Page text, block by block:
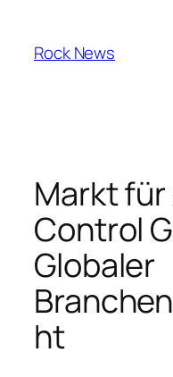
content
Rock News
Markt
Control
Globaler
ht